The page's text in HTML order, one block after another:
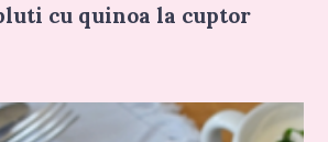
cu quinoa la cuptor